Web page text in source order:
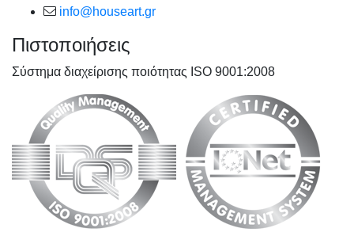
info@houseart.gr
Πιστοποιήσεις
Σύστημα διαχείρισης ποιότητας ISO 9001:2008